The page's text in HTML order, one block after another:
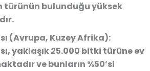
türünün bulunduğu yüksek
(Avrupa, Kuzey Afrika):
yaklaşık 25.000 bitki türüne ev
ve bunların %50’si